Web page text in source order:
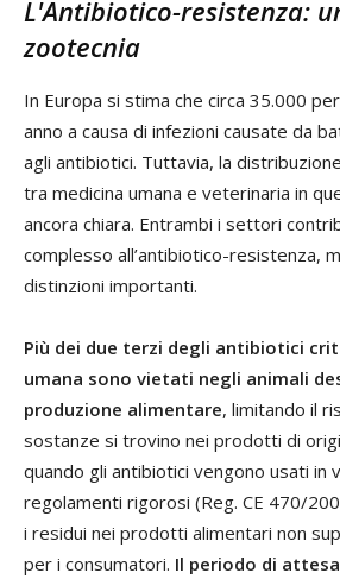
L'Antibiotico-resistenza:
zootecnia
In Europa si stima che circa 35.000
anno a causa di infezioni causate da
agli antibiotici. Tuttavia, la
tra medicina umana e veterinaria in
ancora chiara. Entrambi i settori
complesso all’antibiotico-resistenza,
distinzioni importanti.
Più dei due terzi degli antibiotici
umana sono vietati negli animali
produzione alimentare, limitando il
sostanze si trovino nei prodotti di
quando gli antibiotici vengono usati in
regolamenti rigorosi (Reg. CE 470/
i residui nei prodotti alimentari non
per i consumatori. Il periodo di